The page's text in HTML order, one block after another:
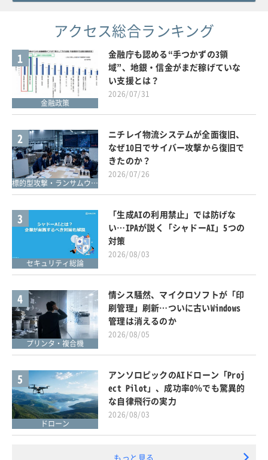
アクセス総合ランキング
1
金融政策
金融庁も認める“手つかずの3領
域”、地銀・信金がまだ稼げていな
い支援とは？
2026/07/31
2
標的型攻撃・ランサムウェア対策
ニチレイ物流システムが全面復旧、
なぜ10日でサイバー攻撃から復旧で
きたのか？
2026/07/26
3
セキュリティ総論
「生成AIの利用禁止」では防げな
い…IPAが説く「シャドーAI」5つの
対策
2026/08/03
4
プリンタ・複合機
情シス騒然、マイクロソフトが「印
刷管理」刷新…ついに古いWindows
管理は消えるのか
2026/08/05
5
ドローン
アンソロピックのAIドローン「Proj
ect Pilot」、成功率0％でも驚異的
な自律飛行の実力
2026/08/03
もっと見る